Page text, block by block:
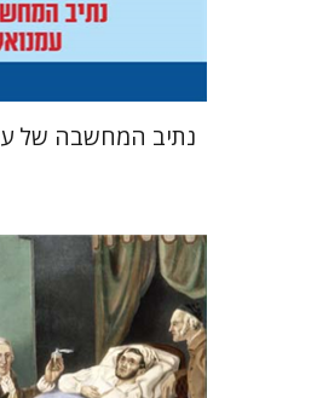
$30
$22
נתיב המחשבה של
יחיאל מיכל בר אילן